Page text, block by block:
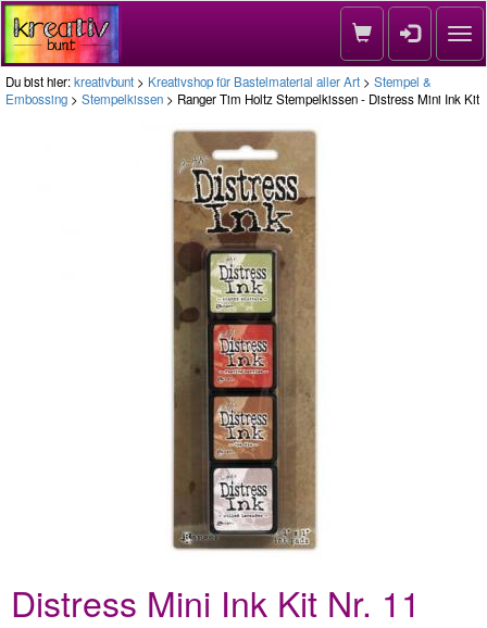
Du bist hier:kreativbunt > Kreativshop für Bastelmaterial aller Art > Stempel &
Embossing > Stempelkissen > Ranger Tim Holtz Stempelkissen - Distress Mini Ink Kit
Distress Mini Ink Kit Nr. 11